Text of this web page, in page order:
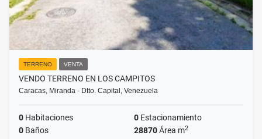
TERRENO VENTA
VENDO TERRENO EN LOS CAMPITOS
Caracas, Miranda - Dtto. Capital, Venezuela
0 Habitaciones 0 Estacionamiento
0 Baños 28870Área m2